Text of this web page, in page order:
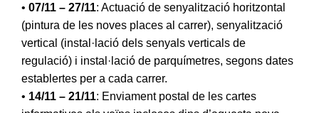
• 07/11 – 27/11: Actuació de senyalització horitzontal
(pintura de les noves places al carrer), senyalització
vertical (instal·lació dels senyals verticals de
regulació) i instal·lació de parquímetres, segons dates
establertes per a cada carrer.
• 14/11 – 21/11: Enviament postal de les cartes